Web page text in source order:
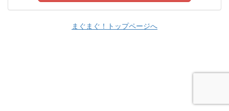
まぐまぐ！トップページへ